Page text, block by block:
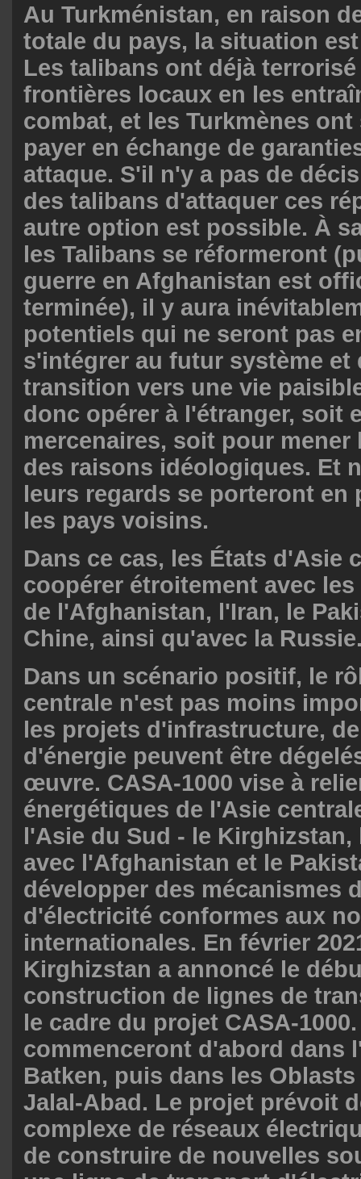
Au Turkménistan, en raison
totale du pays, la situation
Les talibans ont déjà
frontières locaux en les
combat, et les Turkmènes
payer en échange de
attaque. S'il n'y a pas de
des talibans d'attaquer ces
autre option est possible. À
les Talibans se réformeront
guerre en Afghanistan est
terminée), il y aura
potentiels qui ne seront pas
s'intégrer au futur système et
transition vers une vie
donc opérer à l'étranger, soit
mercenaires, soit pour
des raisons idéologiques. Et
leurs regards se porteront en
les pays voisins.
Dans ce cas, les États d'Asie
coopérer étroitement avec
de l'Afghanistan, l'Iran, le
Chine, ainsi qu'avec la
Dans un scénario positif, le
centrale n'est pas moins
les projets d'infrastructure,
d'énergie peuvent être
œuvre. CASA-1000 vise à
énergétiques de l'Asie
l'Asie du Sud - le Kirghizstan,
avec l'Afghanistan et le
développer des mécanismes
d'électricité conformes aux
internationales. En février
Kirghizstan a annoncé le
construction de lignes de
le cadre du projet CASA-
commenceront d'abord dans
Batken, puis dans les
Jalal-Abad. Le projet prévoit
complexe de réseaux
de construire de nouvelles